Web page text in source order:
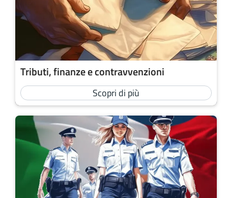
Tributi, finanze e contravvenzioni
Scopri di più